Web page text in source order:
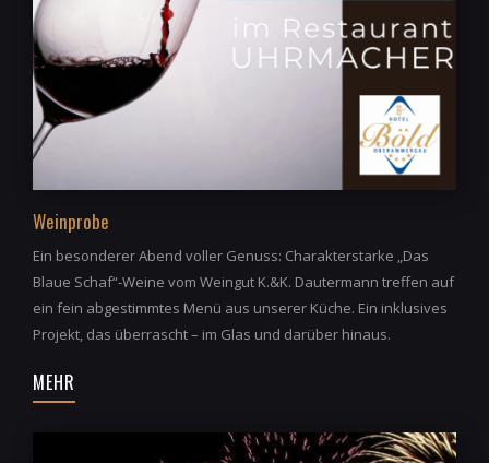
Weinprobe
Ein besonderer Abend voller Genuss: Charakterstarke „Das
Blaue Schaf“-Weine vom Weingut K.&K. Dautermann treffen auf
ein fein abgestimmtes Menü aus unserer Küche. Ein inklusives
Projekt, das überrascht – im Glas und darüber hinaus.
MEHR